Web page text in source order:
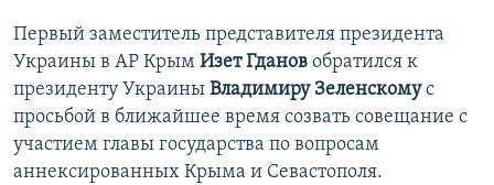
СОВЕТЫ ПРАВОЗАЩИТНИКОВ
ПРОПАВШИЕ БЕЗ ВЕСТИ
ПОБЕДИТЕЛЕЙ НЕ СУДЯТ?
КРЫМ.НЕПОКОРЕННЫЙ
Українською
Qırımtatar
ПРИСОЕДИНЯЙТЕСЬ!
Первый заместитель представителя президента
Украины в АР Крым Изет Гданов обратился к
президенту Украины Владимиру Зеленскомус
просьбой в ближайшее время созвать совещание с
участием главы государства по вопросам
аннексированных Крыма и Севастополя.